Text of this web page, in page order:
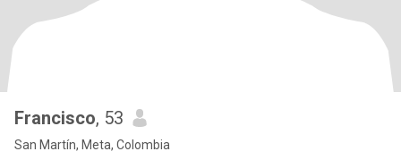
Francisco, 53
San Martín, Meta, Colombia